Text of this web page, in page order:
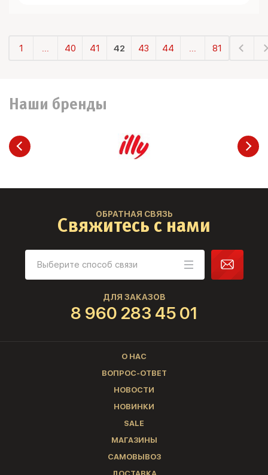
1 ... 40 41 42 43 44 ... 81
Наши бренды
ОБРАТНАЯ СВЯЗЬ
Свяжитесь с нами
ДЛЯ ЗАКАЗОВ
8 960 283 45 01
О НАС
ВОПРОС-ОТВЕТ
НОВОСТИ
НОВИНКИ
SALE
МАГАЗИНЫ
САМОВЫВОЗ